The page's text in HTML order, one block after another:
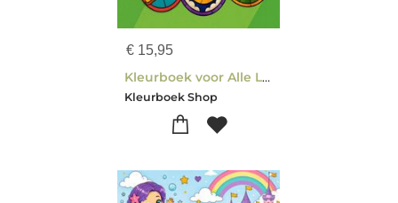
€ 15,95
Kleurboek voor Alle Leeftijden: Glas-in-Lood Kleurboek
Kleurboek Shop